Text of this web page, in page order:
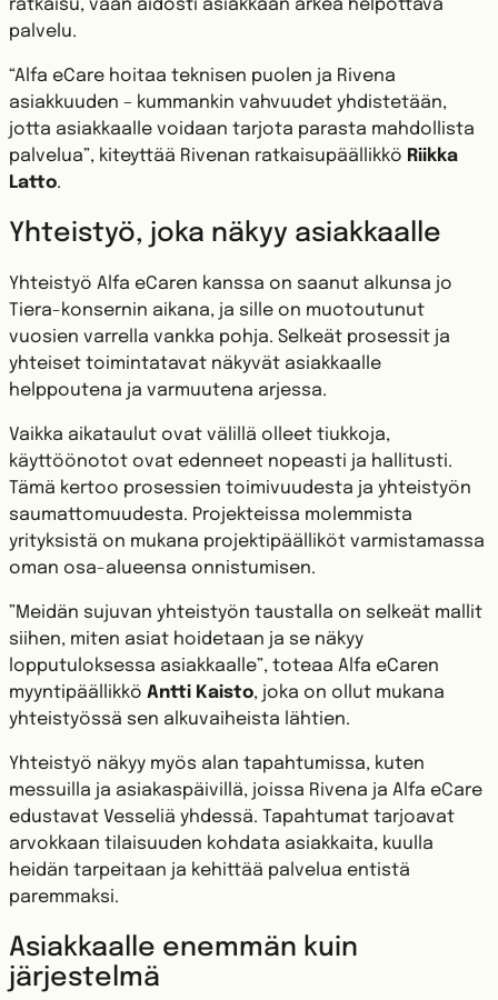
ratkaisu, vaan aidosti asiakkaan arkea helpottava
palvelu.
“Alfa eCare hoitaa teknisen puolen ja Rivena
asiakkuuden – kummankin vahvuudet yhdistetään,
jotta asiakkaalle voidaan tarjota parasta mahdollista
palvelua”, kiteyttää Rivenan ratkaisupäällikkö Riikka
Latto.
Yhteistyö, joka näkyy asiakkaalle
Yhteistyö Alfa eCaren kanssa on saanut alkunsa jo
Tiera-konsernin aikana, ja sille on muotoutunut
vuosien varrella vankka pohja. Selkeät prosessit ja
yhteiset toimintatavat näkyvät asiakkaalle
helppoutena ja varmuutena arjessa.
Vaikka aikataulut ovat välillä olleet tiukkoja,
käyttöönotot ovat edenneet nopeasti ja hallitusti.
Tämä kertoo prosessien toimivuudesta ja yhteistyön
saumattomuudesta. Projekteissa molemmista
yrityksistä on mukana projektipäälliköt varmistamassa
oman osa-alueensa onnistumisen.
”Meidän sujuvan yhteistyön taustalla on selkeät mallit
siihen, miten asiat hoidetaan ja se näkyy
lopputuloksessa asiakkaalle”, toteaa Alfa eCaren
myyntipäällikkö Antti Kaisto, joka on ollut mukana
yhteistyössä sen alkuvaiheista lähtien.
Yhteistyö näkyy myös alan tapahtumissa, kuten
messuilla ja asiakaspäivillä, joissa Rivena ja Alfa eCare
edustavat Vesseliä yhdessä. Tapahtumat tarjoavat
arvokkaan tilaisuuden kohdata asiakkaita, kuulla
heidän tarpeitaan ja kehittää palvelua entistä
paremmaksi.
Asiakkaalle enemmän kuin
järjestelmä